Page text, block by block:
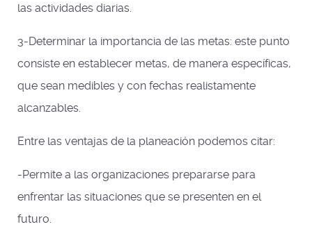
las actividades diarias.
3-Determinar la importancia de las metas: este punto
consiste en establecer metas, de manera específicas,
que sean medibles y con fechas realistamente
alcanzables.
Entre las ventajas de la planeación podemos citar:
-Permite a las organizaciones prepararse para
enfrentar las situaciones que se presenten en el
futuro.